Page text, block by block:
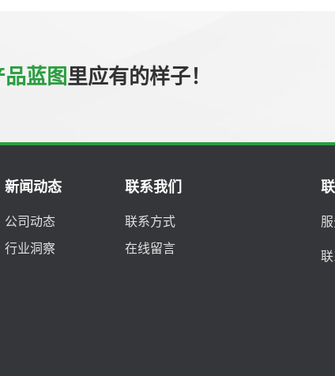
品蓝图 里应有的样子！
新闻动态
公司动态
行业洞察
联系我们
联系方式
在线留言